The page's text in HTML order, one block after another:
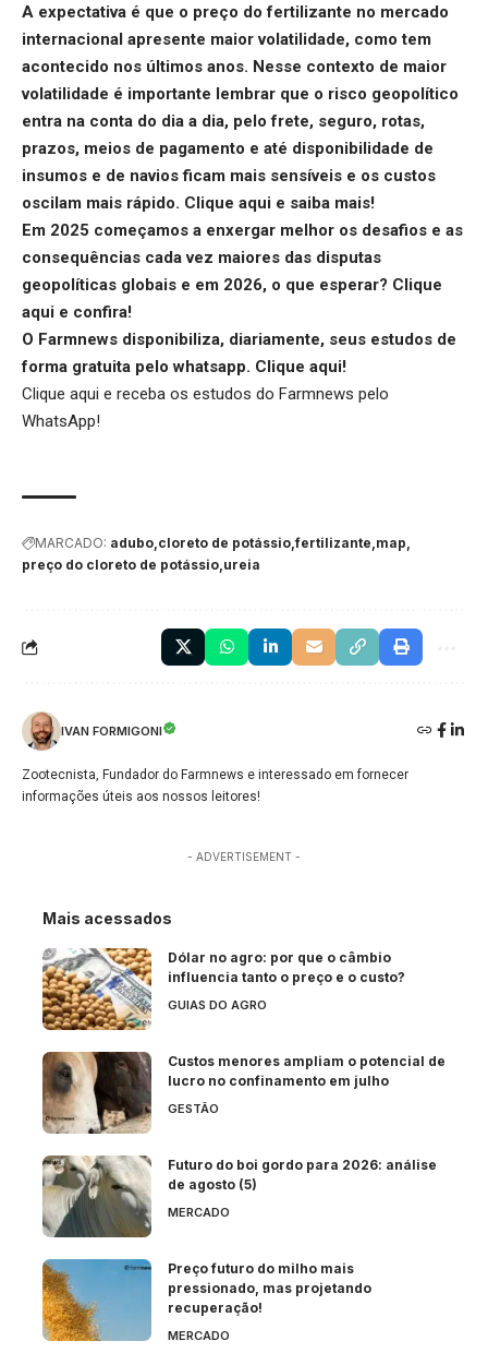
A expectativa é que o preço do fertilizante no mercado
internacional apresente maior volatilidade, como tem
acontecido nos últimos anos. Nesse contexto de maior
volatilidade é importante lembrar que o risco geopolítico
entra na conta do dia a dia, pelo frete, seguro, rotas,
prazos, meios de pagamento e até disponibilidade de
insumos e de navios ficam mais sensíveis e os custos
oscilam mais rápido. Clique aqui e saiba mais!
Em 2025 começamos a enxergar melhor os desafios e as
consequências cada vez maiores das disputas
geopolíticas globais e em 2026, o que esperar? Clique
aqui e confira!
O Farmnews disponibiliza, diariamente, seus estudos de
forma gratuita pelo whatsapp. Clique aqui!
Clique aqui e receba os estudos do Farmnews pelo
WhatsApp!
MARCADO: adubo cloreto de potássio fertilizante map
preço do cloreto de potássio ureia
IVAN FORMIGONI
Zootecnista, Fundador do Farmnews e interessado em fornecer
informações úteis aos nossos leitores!
- ADVERTISEMENT -
Mais acessados
Dólar no agro: por que o câmbio
influencia tanto o preço e o custo?
GUIAS DO AGRO
Custos menores ampliam o potencial de
lucro no confinamento em julho
GESTÃO
Futuro do boi gordo para 2026: análise
de agosto (5)
MERCADO
Preço futuro do milho mais
pressionado, mas projetando
recuperação!
MERCADO